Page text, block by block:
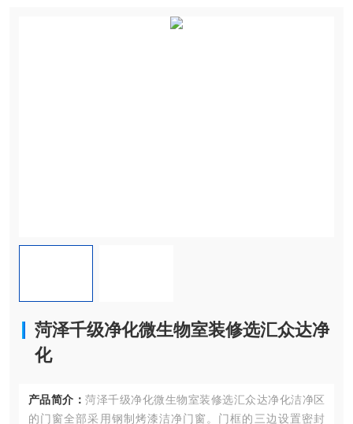
菏泽千级净化微生物室装修选汇众达净
化
产品简介： 菏泽千级净化微生物室装修选汇众达净化洁净区
的门窗全部采用钢制烤漆洁净门窗。门框的三边设置密封